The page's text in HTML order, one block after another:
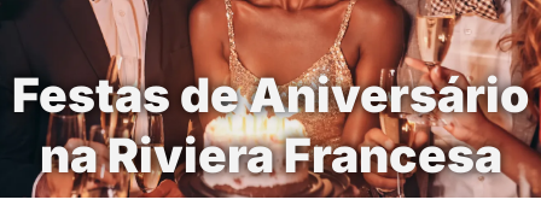
Festas de Aniversário
na Riviera Francesa